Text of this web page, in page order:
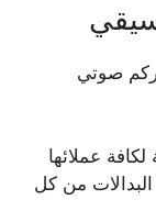
صوتي
عملائها
البدالات من كل